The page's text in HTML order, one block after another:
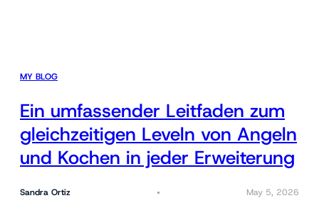
MY BLOG
Ein umfassender Leitfaden zum
gleichzeitigen Leveln von Angeln
und Kochen in jeder Erweiterung
Sandra Ortiz May 5, 2026